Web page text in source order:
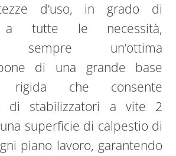
d’uso, in grado di
a tutte le necessità,
sempre un’ottima
di una grande base
rigida che consente
di stabilizzatori a vite 2
superficie di calpestio di
piano lavoro, garantendo